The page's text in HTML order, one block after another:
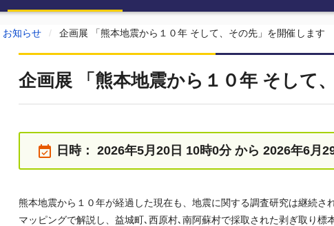
お知らせ 企画展 「熊本地震から１０年 そして、その先」を開催します
企画展 「熊本地震から１０年 そして
event_available 日時： 2026年5月20日 10時0分 から 2026年6月
熊本地震から１０年が経過した現在も、地震に関する調査研究は継続
マッピングで解説し、益城町､西原村､南阿蘇村で採取された剥ぎ取り